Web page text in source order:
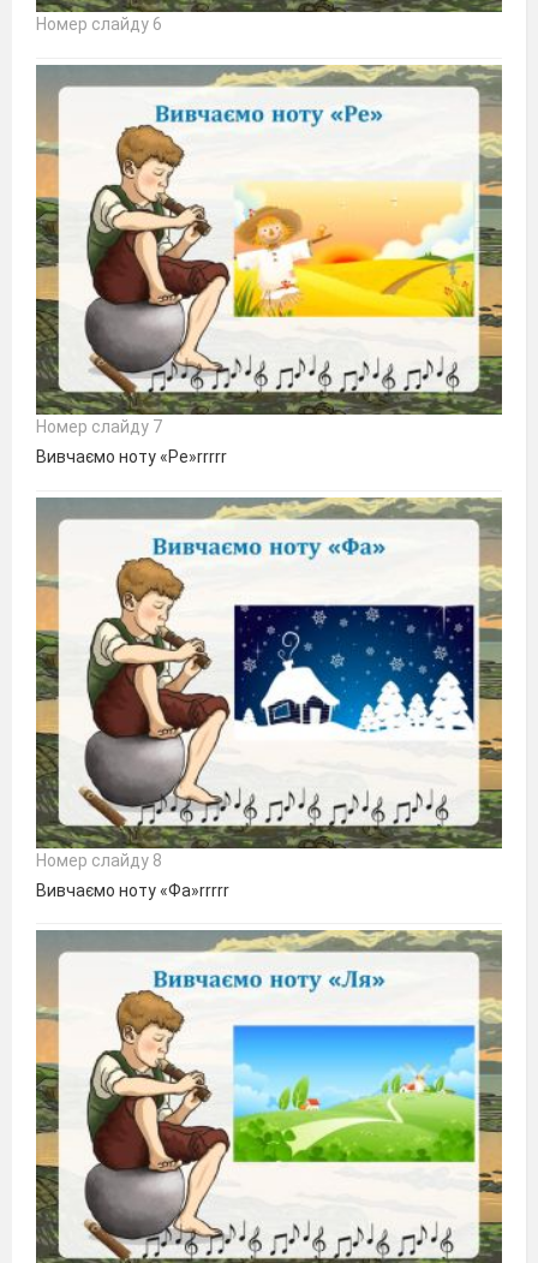
Номер слайду 6
Номер слайду 7
Вивчаємо ноту «Ре»rrrrr
Номер слайду 8
Вивчаємо ноту «Фа»rrrrr